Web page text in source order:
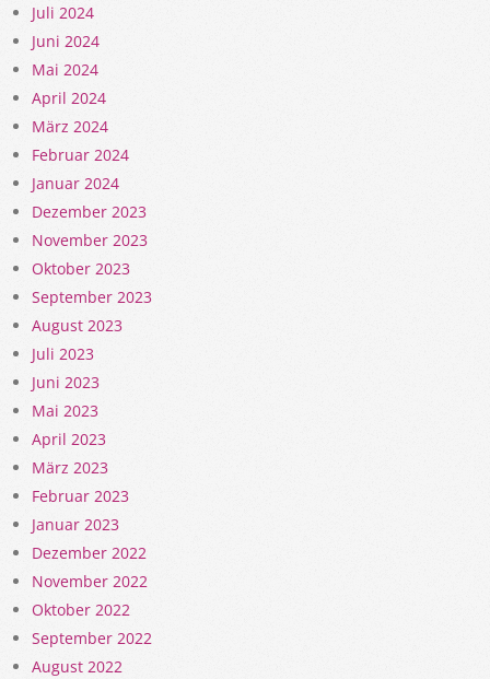
Juli 2024
Juni 2024
Mai 2024
April 2024
März 2024
Februar 2024
Januar 2024
Dezember 2023
November 2023
Oktober 2023
September 2023
August 2023
Juli 2023
Juni 2023
Mai 2023
April 2023
März 2023
Februar 2023
Januar 2023
Dezember 2022
November 2022
Oktober 2022
September 2022
August 2022